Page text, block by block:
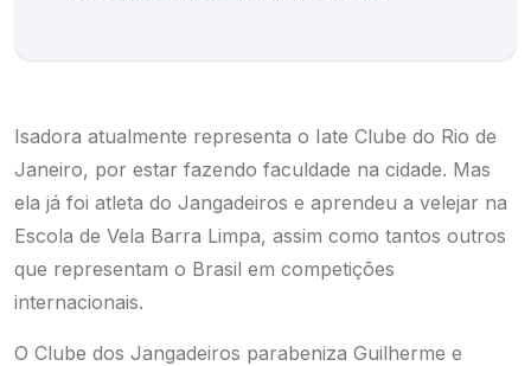
Isadora atualmente representa o Iate Clube do Rio de
Janeiro, por estar fazendo faculdade na cidade. Mas
ela já foi atleta do Jangadeiros e aprendeu a velejar na
Escola de Vela Barra Limpa, assim como tantos outros
que representam o Brasil em competições
internacionais.
O Clube dos Jangadeiros parabeniza Guilherme e